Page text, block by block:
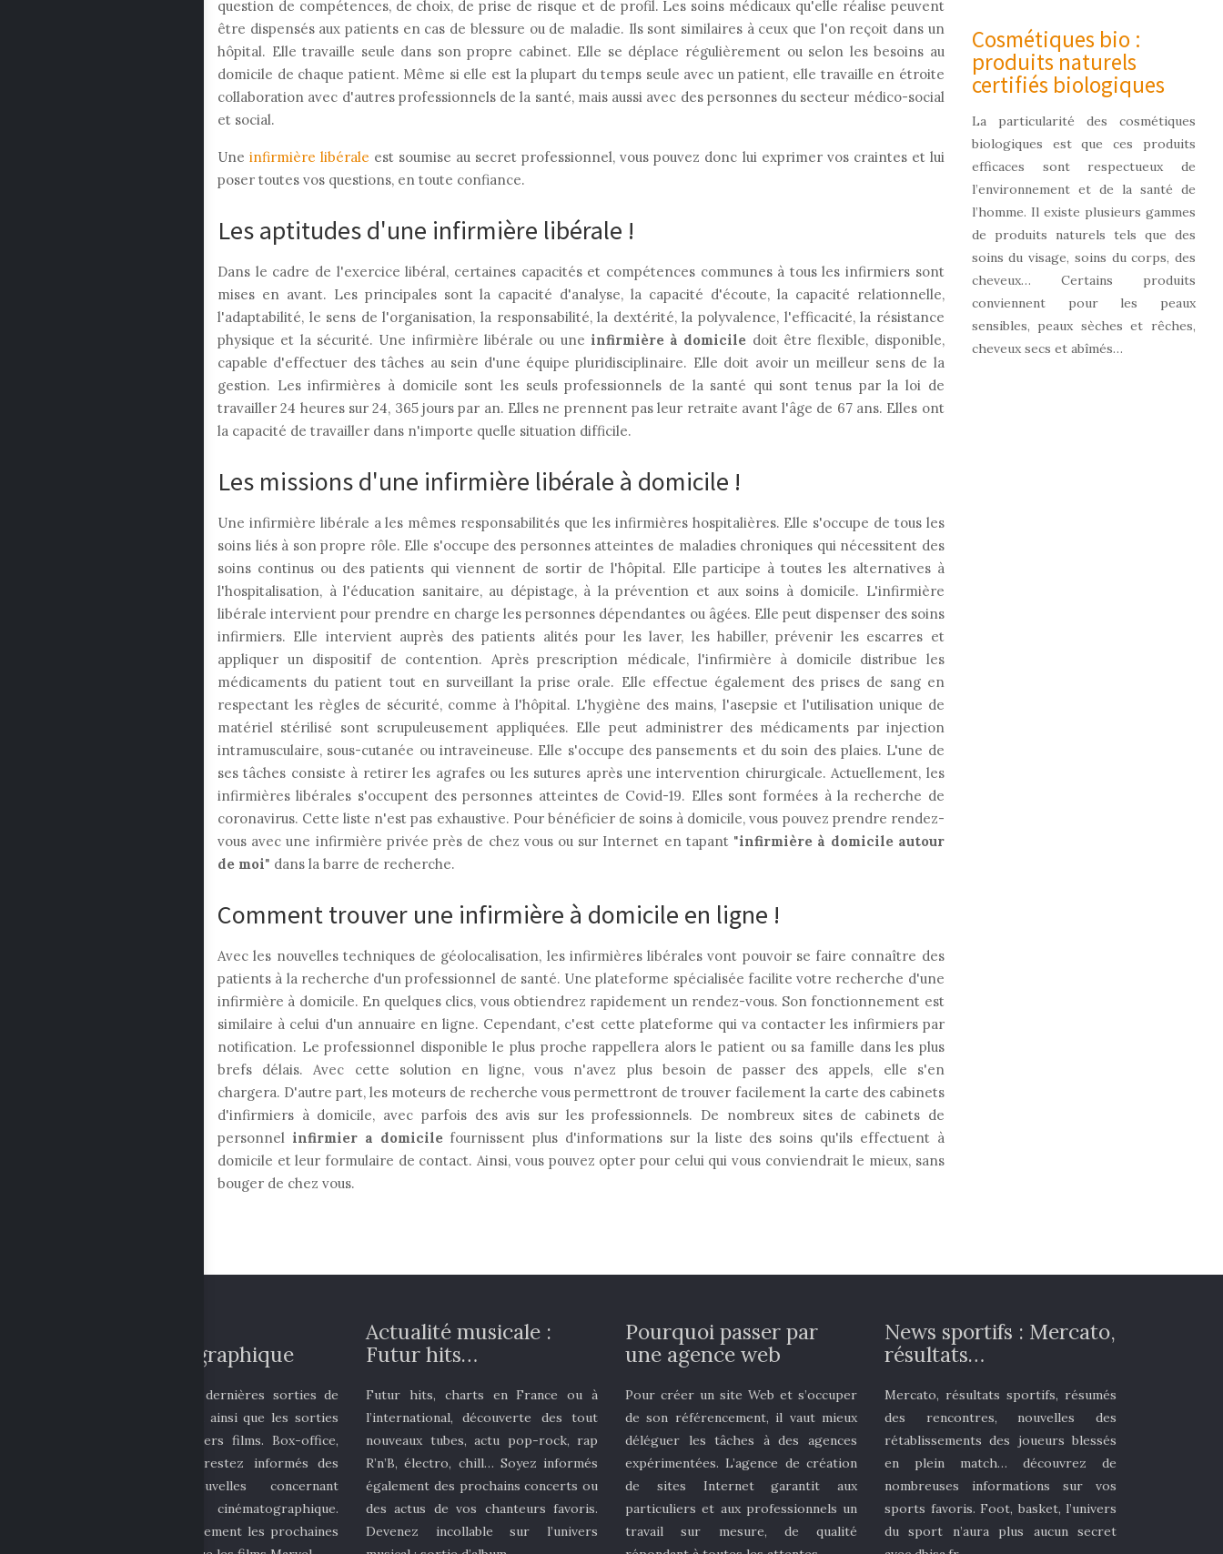
question de compétences, de choix, de prise de risque et de profil. Les soins médicaux qu'elle réalise peuvent
être dispensés aux patients en cas de blessure ou de maladie. Ils sont similaires à ceux que l'on reçoit dans un
hôpital. Elle travaille seule dans son propre cabinet. Elle se déplace régulièrement ou selon les besoins au
domicile de chaque patient. Même si elle est la plupart du temps seule avec un patient, elle travaille en étroite
collaboration avec d'autres professionnels de la santé, mais aussi avec des personnes du secteur médico-social
et social.
Uneinfirmière libérale est soumise au secret professionnel, vous pouvez donc lui exprimer vos craintes et lui
poser toutes vos questions, en toute confiance.
Les aptitudes d'une infirmière libérale !
Dans le cadre de l'exercice libéral, certaines capacités et compétences communes à tous les infirmiers sont
mises en avant. Les principales sont la capacité d'analyse, la capacité d'écoute, la capacité relationnelle,
l'adaptabilité, le sens de l'organisation, la responsabilité, la dextérité, la polyvalence, l'efficacité, la résistance
physique et la sécurité. Une infirmière libérale ou une infirmière à domicile doit être flexible, disponible,
capable d'effectuer des tâches au sein d'une équipe pluridisciplinaire. Elle doit avoir un meilleur sens de la
gestion. Les infirmières à domicile sont les seuls professionnels de la santé qui sont tenus par la loi de
travailler 24 heures sur 24, 365 jours par an. Elles ne prennent pas leur retraite avant l'âge de 67 ans. Elles ont
la capacité de travailler dans n'importe quelle situation difficile.
Les missions d'une infirmière libérale à domicile !
Une infirmière libérale a les mêmes responsabilités que les infirmières hospitalières. Elle s'occupe de tous les
soins liés à son propre rôle. Elle s'occupe des personnes atteintes de maladies chroniques qui nécessitent des
soins continus ou des patients qui viennent de sortir de l'hôpital. Elle participe à toutes les alternatives à
l'hospitalisation, à l'éducation sanitaire, au dépistage, à la prévention et aux soins à domicile. L'infirmière
libérale intervient pour prendre en charge les personnes dépendantes ou âgées. Elle peut dispenser des soins
infirmiers. Elle intervient auprès des patients alités pour les laver, les habiller, prévenir les escarres et
appliquer un dispositif de contention. Après prescription médicale, l'infirmière à domicile distribue les
médicaments du patient tout en surveillant la prise orale. Elle effectue également des prises de sang en
respectant les règles de sécurité, comme à l'hôpital. L'hygiène des mains, l'asepsie et l'utilisation unique de
matériel stérilisé sont scrupuleusement appliquées. Elle peut administrer des médicaments par injection
intramusculaire, sous-cutanée ou intraveineuse. Elle s'occupe des pansements et du soin des plaies. L'une de
ses tâches consiste à retirer les agrafes ou les sutures après une intervention chirurgicale. Actuellement, les
infirmières libérales s'occupent des personnes atteintes de Covid-19. Elles sont formées à la recherche de
coronavirus. Cette liste n'est pas exhaustive. Pour bénéficier de soins à domicile, vous pouvez prendre rendez-
vous avec une infirmière privée près de chez vous ou sur Internet en tapant "infirmière à domicile autour
de moi" dans la barre de recherche.
Comment trouver une infirmière à domicile en ligne !
Avec les nouvelles techniques de géolocalisation, les infirmières libérales vont pouvoir se faire connaître des
patients à la recherche d'un professionnel de santé. Une plateforme spécialisée facilite votre recherche d'une
infirmière à domicile. En quelques clics, vous obtiendrez rapidement un rendez-vous. Son fonctionnement est
similaire à celui d'un annuaire en ligne. Cependant, c'est cette plateforme qui va contacter les infirmiers par
notification. Le professionnel disponible le plus proche rappellera alors le patient ou sa famille dans les plus
brefs délais. Avec cette solution en ligne, vous n'avez plus besoin de passer des appels, elle s'en
chargera. D'autre part, les moteurs de recherche vous permettront de trouver facilement la carte des cabinets
d'infirmiers à domicile, avec parfois des avis sur les professionnels. De nombreux sites de cabinets de
personnel infirmier a domicilefournissent plus d'informations sur la liste des soins qu'ils effectuent à
domicile et leur formulaire de contact. Ainsi, vous pouvez opter pour celui qui vous conviendrait le mieux, sans
bouger de chez vous.
Cosmétiques bio :
produits naturels
certifiés biologiques
La particularité des cosmétiques
biologiques est que ces produits
efficaces sont respectueux de
l’environnement et de la santé de
l’homme. Il existe plusieurs gammes
de produits naturels tels que des
soins du visage, soins du corps, des
cheveux… Certains produits
conviennent pour les peaux
sensibles, peaux sèches et rêches,
cheveux secs et abîmés…
cinématographique
Découvrez les dernières sorties de
films au cinéma ainsi que les sorties
DVD des derniers films. Box-office,
actu people… restez informés des
dernières nouvelles concernant
l’univers cinématographique.
Découvrez également les prochaines
Actualité musicale :
Futur hits…
Futur hits, charts en France ou à
l’international, découverte des tout
nouveaux tubes, actu pop-rock, rap
R’n’B, électro, chill… Soyez informés
également des prochains concerts ou
des actus de vos chanteurs favoris.
Devenez incollable sur l’univers
Pourquoi passer par
une agence web
Pour créer un site Web et s’occuper
de son référencement, il vaut mieux
déléguer les tâches à des agences
expérimentées. L’agence de création
de sites Internet garantit aux
particuliers et aux professionnels un
travail sur mesure, de qualité
News sportifs : Mercato,
résultats…
Mercato, résultats sportifs, résumés
des rencontres, nouvelles des
rétablissements des joueurs blessés
en plein match… découvrez de
nombreuses informations sur vos
sports favoris. Foot, basket, l’univers
du sport n’aura plus aucun secret